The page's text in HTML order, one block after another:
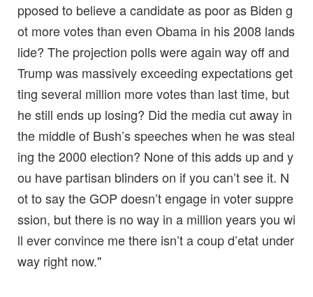
pposed to believe a candidate as poor as Biden g
ot more votes than even Obama in his 2008 lands
lide? The projection polls were again way off and
Trump was massively exceeding expectations get
ting several million more votes than last time, but
he still ends up losing? Did the media cut away in
the middle of Bush’s speeches when he was steal
ing the 2000 election? None of this adds up and y
ou have partisan blinders on if you can’t see it. N
ot to say the GOP doesn’t engage in voter suppre
ssion, but there is no way in a million years you wi
ll ever convince me there isn’t a coup d’etat under
way right now."